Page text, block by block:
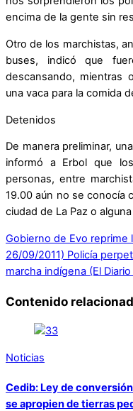
encima de la gente sin
Otro de los marchistas,
buses, indicó que
descansando, mientras
una vaca para la comida
Detenidos
De manera preliminar,
informó a Erbol que
personas, entre
19.00 aún no se conocía
ciudad de La Paz o
Gobierno de Evo reprime
26/09/2011) Policía
marcha indígena (El
Contenido
Noticias
Cedib: Ley de
se apropien de tierras